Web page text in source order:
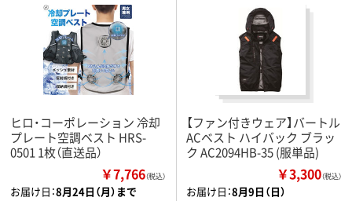
ヒロ・コーポレーション 冷却
プレート空調ベスト HRS-
0501 1枚（直送品）
￥7,766（税込）
お届け日：8月24日（月）まで
【ファン付きウェア】バートル
ACベスト ハイバック ブラッ
ク AC2094HB-35 (服単品)
￥3,300（税込）
お届け日：8月9日（日）